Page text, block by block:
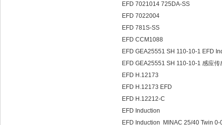
EFD 7021014 725DA-SS
EFD 7022004
EFD 781S-SS
EFD CCM1088
EFD GEA25551 SH 110-10-1 EFD
EFD GEA25551 SH 110-10-1 感应传
EFD H.12173
EFD H.12173 EFD
EFD H.12212-C
EFD Induction
EFD Induction MINAC 25/40 Twin